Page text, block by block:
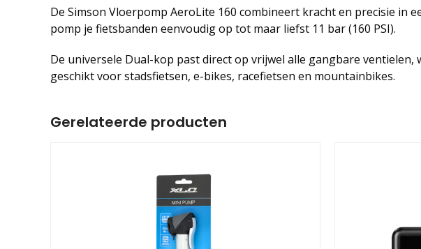
De Simson Vloerpomp AeroLite 160 combineert kracht en precisie in
pomp je fietsbanden eenvoudig op tot maar liefst 11 bar (160 PSI).
De universele Dual-kop past direct op vrijwel alle gangbare
geschikt voor stadsfietsen, e-bikes, racefietsen en mountainbikes.
Gerelateerde producten